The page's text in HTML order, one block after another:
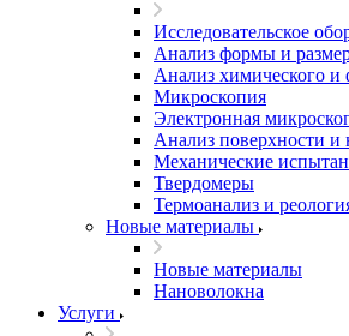
Исследовательское
Анализ формы и
Анализ химического и
Микроскопия
Электронная
Анализ поверхности и
Механические
Твердомеры
Термоанализ и
Новые материалы
Новые материалы
Нановолокна
Услуги